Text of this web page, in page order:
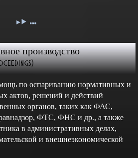
производство
по оспариванию нормативных и
актов, решений и действий
органов, таких как ФАС,
ФТС, ФНС и др., а также
в административных делах,
и внешнеэкономической